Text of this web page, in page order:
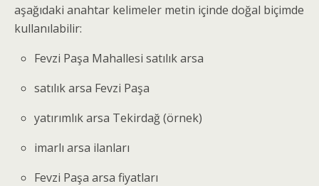
aşağıdaki anahtar kelimeler metin içinde doğal biçimde
kullanılabilir:
Fevzi Paşa Mahallesi satılık arsa
satılık arsa Fevzi Paşa
yatırımlık arsa Tekirdağ (örnek)
imarlı arsa ilanları
Fevzi Paşa arsa fiyatları